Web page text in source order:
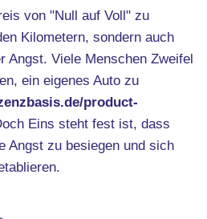
von "Null auf Voll" zu
Kilometern, sondern auch
Angst. Viele Menschen Zweifel
ein eigenes Auto zu
product-
Eins steht fest ist, dass
Angst zu besiegen und sich